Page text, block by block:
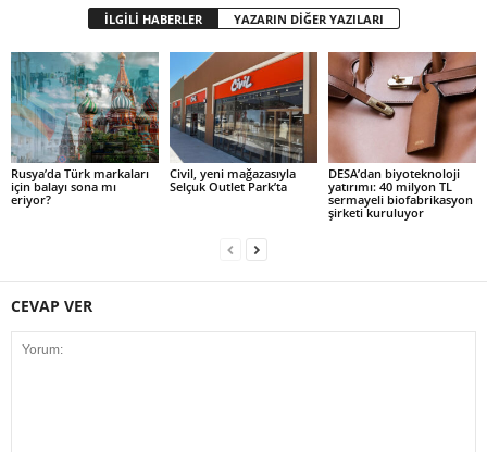
İLGİLİ HABERLER YAZARIN DİĞER YAZILARI
Rusya’da Türk markaları
için balayı sona mı
eriyor?
Civil, yeni mağazasıyla
Selçuk Outlet Park’ta
DESA’dan biyoteknoloji
yatırımı: 40 milyon TL
sermayeli biofabrikasyon
şirketi kuruluyor
CEVAP VER